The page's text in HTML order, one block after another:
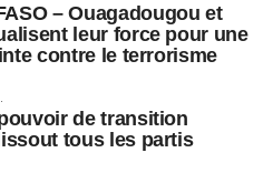
– Ouagadougou et
leur force pour une
contre le terrorisme
de transition
tous les partis